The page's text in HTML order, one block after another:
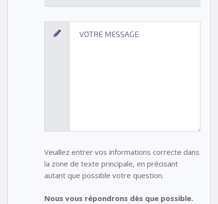
Veuillez entrer vos informations correcte dans
la zone de texte principale, en précisant
autant que possible votre question.
Nous vous répondrons dès que possible.